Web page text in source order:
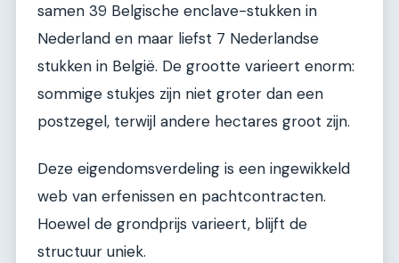
samen 39 Belgische enclave-stukken in
Nederland en maar liefst 7 Nederlandse
stukken in België. De grootte varieert enorm:
sommige stukjes zijn niet groter dan een
postzegel, terwijl andere hectares groot zijn.
Deze eigendomsverdeling is een ingewikkeld
web van erfenissen en pachtcontracten.
Hoewel de grondprijs varieert, blijft de
structuur uniek.